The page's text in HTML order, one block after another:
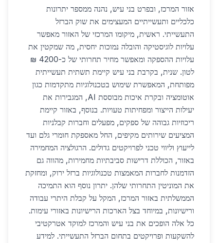
אזור המרכז, ובפרט בני עיש, נהנה ממספר יתרונות
כלכליים ותעשייתיים המעצימים את שוק הברזל
התעשייתי. ראשית, מיקומו המרכזי של האזור מאפשר
עלויות לוגיסטיקה והובלה נמוכות יחסית, מה שמקטין את
עלויות ההספקה ומאפשר מחיר תחרותי של כ-4200 ₪
לטון. שנית, בקרבת בני עיש קיימת תשתית תעשייתית
מפותחת, המאפשרת שימוש בטכנולוגיות מתקדמות כגון
אוטומציה ובקרת איכות מבוססת AI, המגבירות את
יעילות הייצור ומפחיתות טעויות. בנוסף, באזור קיימת
ריכוזיות גבוהה של ספקים, מפעלים וחברות קבלניות
המציעים שירותים מקיפים, החל מאספקת חומרי גלם ועד
לייעוץ וליווי טכני לפרויקטים גדולים. הרגולציה המחמירה
באזור, הכוללת דרישות סביבתיות מחמירות, מהווה גם
הזדמנות לחברות המאמצות טכנולוגיות ברזל ירוק, ומחזקת
את המוניטין התחרותי שלהן. יתרון נוסף הוא התמיכה
הממשלתית באזור המרכז, המקל על קבלת היתרי עבודה
ורישיונות, במיוחד בצל הארכות הרישיונות באזורי עימות.
כל אלה הופכים את בני עיש והמרכז למוקד אטרקטיבי
להשקעות ופרויקטים בתחום הברזל התעשייתי. למידע